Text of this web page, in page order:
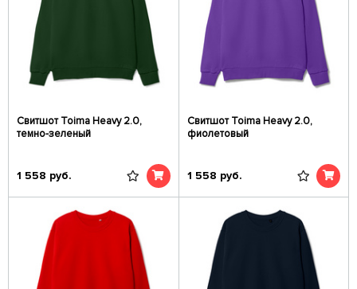
Свитшот Toima Heavy 2.0,
темно-зеленый
1 558 руб.
Свитшот Toima Heavy 2.0,
фиолетовый
1 558 руб.